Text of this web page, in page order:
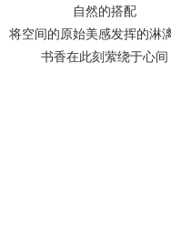
自然的搭配
将空间的原始美感发挥的淋
书香在此刻萦绕于心间